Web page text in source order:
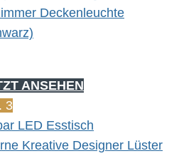
Deckenleuchte
ANSEHEN
3